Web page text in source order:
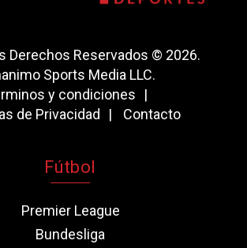
Derechos Reservados © 2026.
Sports Media LLC.
y condiciones
de Privacidad
Contacto
Fútbol
Premier League
Bundesliga